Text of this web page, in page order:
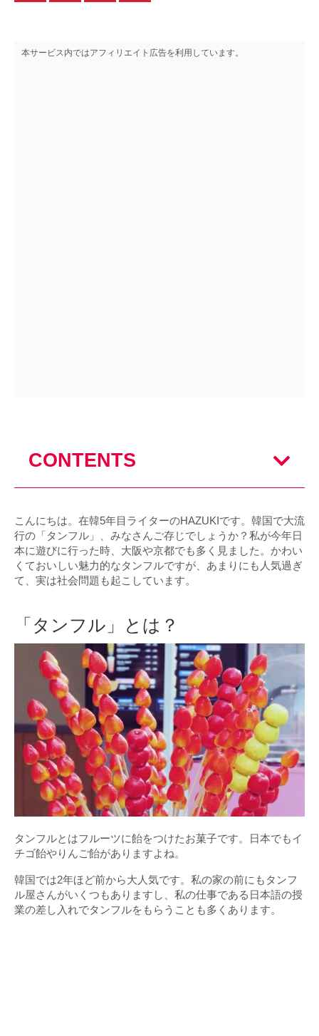
本サービス内ではアフィリエイト広告を利用しています。
CONTENTS
こんにちは。在韓5年目ライターのHAZUKIです。韓国で大流
行の「タンフル」、みなさんご存じでしょうか？私が今年日
本に遊びに行った時、大阪や京都でも多く見ました。かわい
くておいしい魅力的なタンフルですが、あまりにも人気過ぎ
て、実は社会問題も起こしています。
「タンフル」とは？
タンフルとはフルーツに飴をつけたお菓子です。日本でもイ
チゴ飴やりんご飴がありますよね。
韓国では2年ほど前から大人気です。私の家の前にもタンフ
ル屋さんがいくつもありますし、私の仕事である日本語の授
業の差し入れでタンフルをもらうことも多くあります。